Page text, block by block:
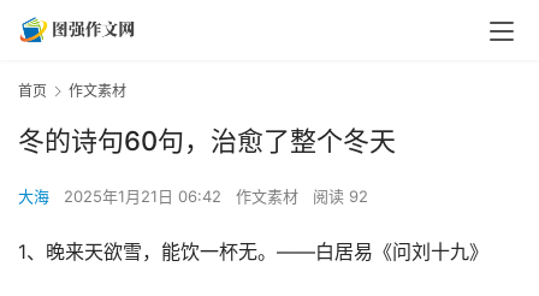
首页 作文素材
冬的诗句60句，治愈了整个冬天
大海 2025年1月21日 06:42 作文素材 阅读 92
1、晚来天欲雪，能饮一杯无。——白居易《问刘十九》